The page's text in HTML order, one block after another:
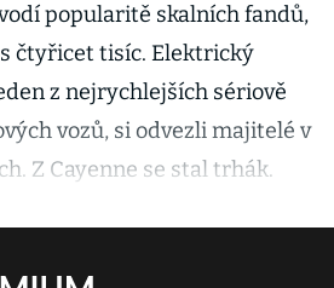
popularitě skalních fandů,
čtyřicet tisíc. Elektrický
z nejrychlejších sériově
vozů, si odvezli majitelé v
Z Cayenne se stal trhák.